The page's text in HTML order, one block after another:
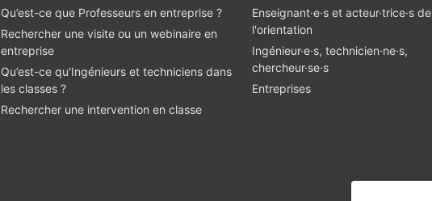
Qu’est-ce que Professeurs en entreprise ?
Rechercher une visite ou un webinaire en
entreprise
Qu’est-ce qu'Ingénieurs et techniciens dans
les classes ?
Rechercher une intervention en classe
Enseignant·e·s et acteur·trice·s de
l'orientation
Ingénieur·e·s, technicien·ne·s,
chercheur·se·s
Entreprises